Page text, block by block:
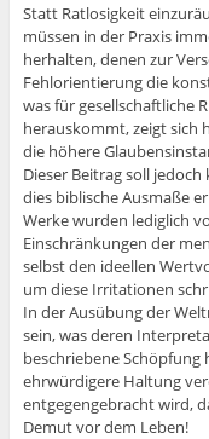
Statt Ratlosigkeit
müssen in der Praxis
herhalten, denen zur
Fehlorientierung die
was für gesellschaftliche
herauskommt, zeigt sich
die höhere
Dieser Beitrag soll
dies biblische Ausmaße
Werke wurden lediglich
Einschränkungen der
selbst den ideellen
um diese Irritationen
In der Ausübung der
sein, was deren
beschriebene
ehrwürdigere Haltung
entgegengebracht wird,
Demut vor dem Leben!